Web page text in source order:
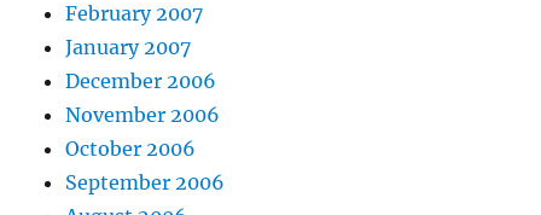
February 2007
January 2007
December 2006
November 2006
October 2006
September 2006